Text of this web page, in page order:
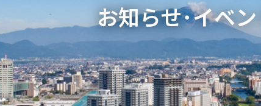
お知らせ･イベ